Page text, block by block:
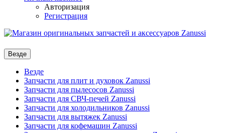
Авторизация
Регистрация
Везде
Везде
Запчасти для плит и духовок Zanussi
Запчасти для пылесосов Zanussi
Запчасти для СВЧ-печей Zanussi
Запчасти для холодильников Zanussi
Запчасти для вытяжек Zanussi
Запчасти для кофемашин Zanussi